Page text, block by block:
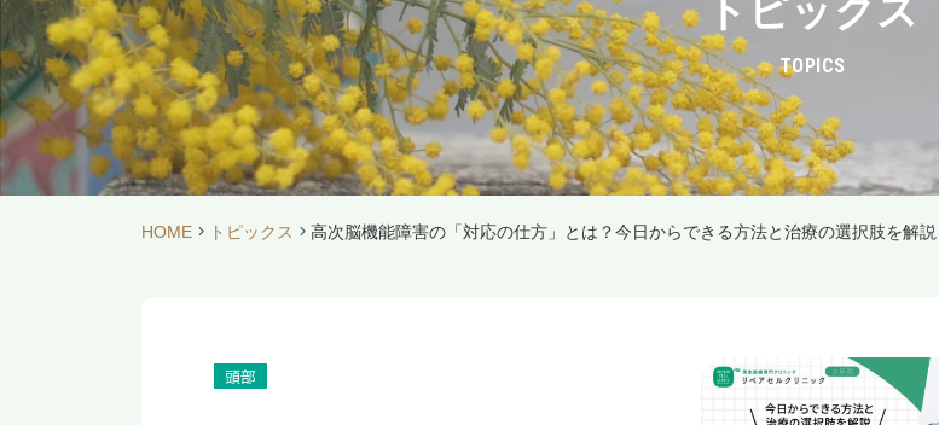
トピックス
TOPICS
HOME トピックス 高次脳機能障害の「対応の仕方」とは？今日からできる方法と治療の選択肢を解説
頭部